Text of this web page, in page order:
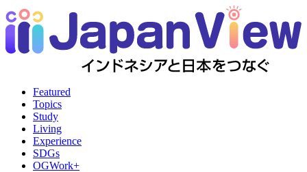
Featured
Topics
Study
Living
Experience
SDGs
OGWork+